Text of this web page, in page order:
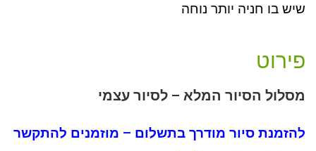
שיש בו חניה יותר נוחה
פירוט
מסלול הסיור המלא – לסיור עצמי
להזמנת סיור מודרך בתשלום – מוזמנים להתקשר